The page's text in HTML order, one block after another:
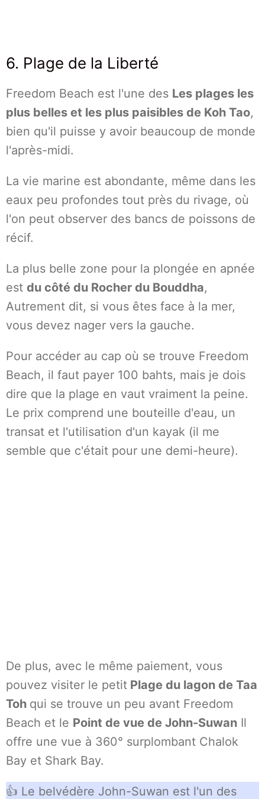
6. Plage de la Liberté
Freedom Beach est l'une des Les plages les
plus belles et les plus paisibles de Koh Tao,
bien qu'il puisse y avoir beaucoup de monde
l'après-midi.
La vie marine est abondante, même dans les
eaux peu profondes tout près du rivage, où
l'on peut observer des bancs de poissons de
récif.
La plus belle zone pour la plongée en apnée
est du côté du Rocher du Bouddha,
Autrement dit, si vous êtes face à la mer,
vous devez nager vers la gauche.
Pour accéder au cap où se trouve Freedom
Beach, il faut payer 100 bahts, mais je dois
dire que la plage en vaut vraiment la peine.
Le prix comprend une bouteille d'eau, un
transat et l'utilisation d'un kayak (il me
semble que c'était pour une demi-heure).
De plus, avec le même paiement, vous
pouvez visiter le petit Plage du lagon de Taa
Toh qui se trouve un peu avant Freedom
Beach et le Point de vue de John-Suwan Il
offre une vue à 360° surplombant Chalok
Bay et Shark Bay.
👍 Le belvédère John-Suwan est l'un des